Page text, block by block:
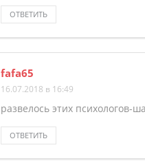
ОТВЕТИТЬ
fafa65
16.07.2018 в 16:49
развелось этих психологов-
ОТВЕТИТЬ